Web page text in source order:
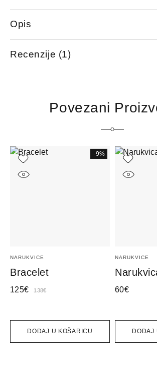
Opis
Recenzije (1)
Povezani
-9%
DODAJ U KOŠARICU
NARUKVICE
Bracelet
138€
125€
DODAJ
NARUKVICE
60€